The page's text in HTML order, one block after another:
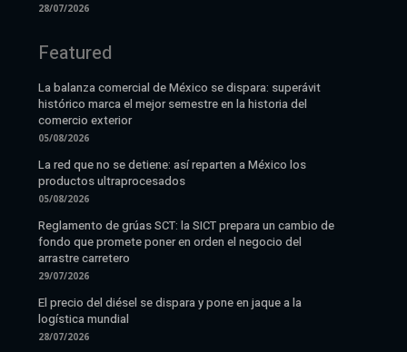
28/07/2026
Featured
La balanza comercial de México se dispara: superávit
histórico marca el mejor semestre en la historia del
comercio exterior
05/08/2026
La red que no se detiene: así reparten a México los
productos ultraprocesados
05/08/2026
Reglamento de grúas SCT: la SICT prepara un cambio de
fondo que promete poner en orden el negocio del
arrastre carretero
29/07/2026
El precio del diésel se dispara y pone en jaque a la
logística mundial
28/07/2026